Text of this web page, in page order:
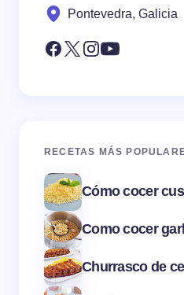
Pontevedra, Galicia
RECETAS MÁS
Cómo cocer
Como cocer
Churrasco de